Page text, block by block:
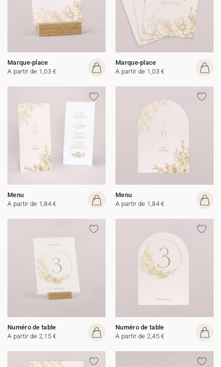
Marque-place
A partir de 1,03 €
Marque-place
A partir de 1,03 €
Menu
A partir de 1,84 €
Menu
A partir de 1,84 €
Numéro de table
A partir de 2,15 €
Numéro de table
A partir de 2,45 €